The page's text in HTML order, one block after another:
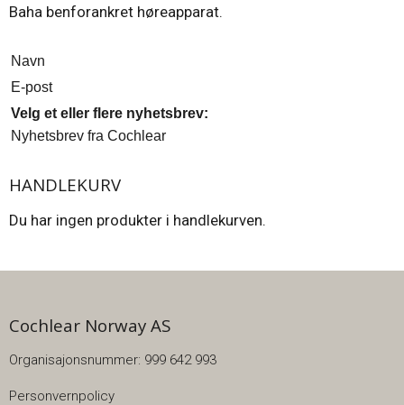
Baha benforankret høreapparat.
Navn
E-post
Velg et eller flere nyhetsbrev:
Nyhetsbrev fra Cochlear
HANDLEKURV
Du har ingen produkter i handlekurven.
Cochlear Norway AS
Organisajonsnummer: 999 642 993
Personvernpolicy